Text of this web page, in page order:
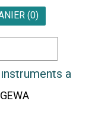
(0)
à